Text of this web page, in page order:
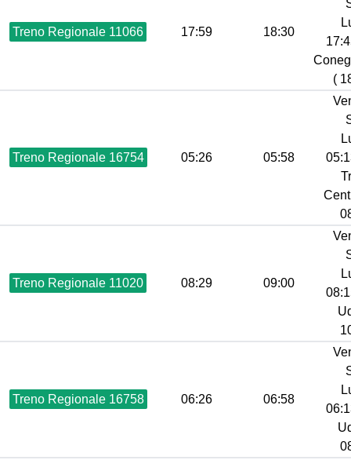
Treno Regionale 11066 17:59 18:30
(
Treno Regionale 16754 05:26 05:58
Treno Regionale 11020 08:29 09:00
Treno Regionale 16758 06:26 06:58